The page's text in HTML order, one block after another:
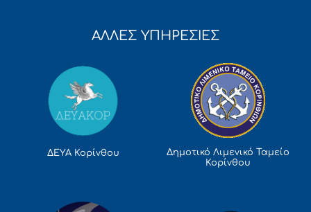
ΑΛΛΕΣ ΥΠΗΡΕΣΙΕΣ
ΔΕΥΑ Κορίνθου
Δημοτικό Λιμενικό Ταμείο
Κορίνθου